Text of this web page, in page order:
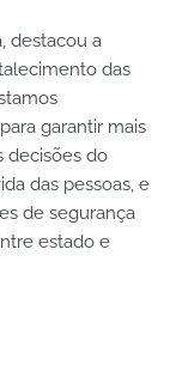
destacou a
das
garantir mais
decisões do
das pessoas, e
de segurança
estado e